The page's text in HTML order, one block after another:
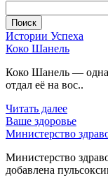
Истории Успеха
Коко Шанель
Коко Шанель — одна
отдал её на вос..
Читать далее
Ваше здоровье
Министерство
Министерство
добавлена